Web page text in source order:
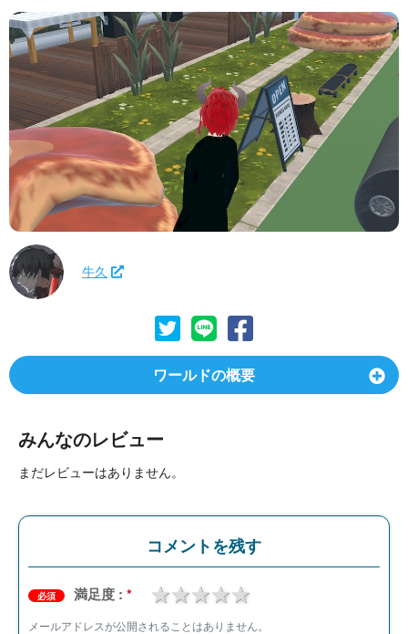
牛久
ワールドの概要
みんなのレビュー
まだレビューはありません。
コメントを残す
必須 満足度 : * 4 stars
3 stars
2 stars
1 star
メールアドレスが公開されることはありません。